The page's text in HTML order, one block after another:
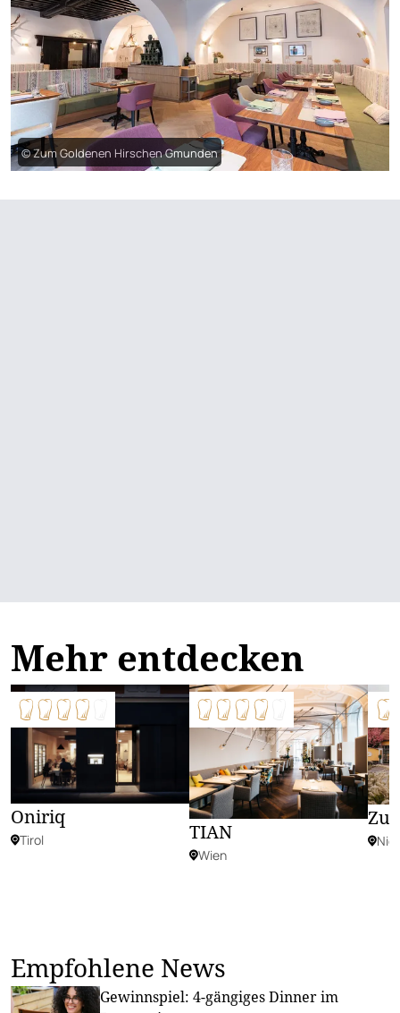
© Zum Goldenen Hirschen Gmunden
Mehr entdecken
Oniriq
Tirol TIAN
Wien
Empfohlene News
Gewinnspiel: 4-gängiges Dinner im